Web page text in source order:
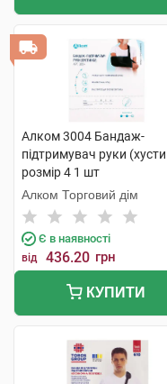
Алком 3004 Бандаж-
підтримувач руки
розмір 4 1 шт
Алком Торговий дім
Є в наявності
від 436.20 грн
КУПИТИ